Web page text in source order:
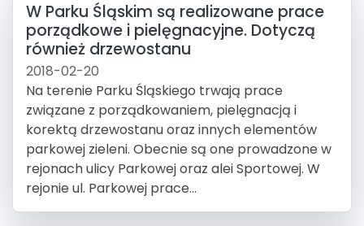
W Parku Śląskim są realizowane prace
porządkowe i pielęgnacyjne. Dotyczą
również drzewostanu
2018-02-20
Na terenie Parku Śląskiego trwają prace
związane z porządkowaniem, pielęgnacją i
korektą drzewostanu oraz innych elementów
parkowej zieleni. Obecnie są one prowadzone w
rejonach ulicy Parkowej oraz alei Sportowej. W
rejonie ul. Parkowej prace...